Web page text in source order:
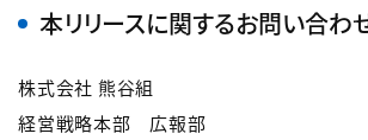
本リリースに関するお問い合わ
株式会社 熊谷組
経営戦略本部 広報部